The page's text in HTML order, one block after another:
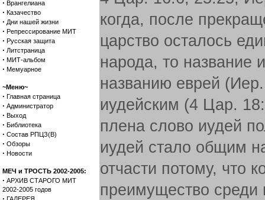
· Врангелиана
· Казачество
· Дни нашей жизни
· Репрессирование МИТ
· Русская защита
· Литстраница
· МИТ-альбом
· Мемуарное
~Меню~
· Главная страница
· Администратор
· Выход
· Библиотека
· Состав РПЦЗ(В)
· Обзоры
· Новости
МЕЧ и ТРОСТЬ 2002-2005:
· АРХИВ СТАРОГО МИТ
2002-2005 годов
когда, после
царство осталось
народа, то название
названию еврей
иудейским (4 Цар.
плена слово иудей
иудей стало общим
отчасти потому, что
преимущество среди